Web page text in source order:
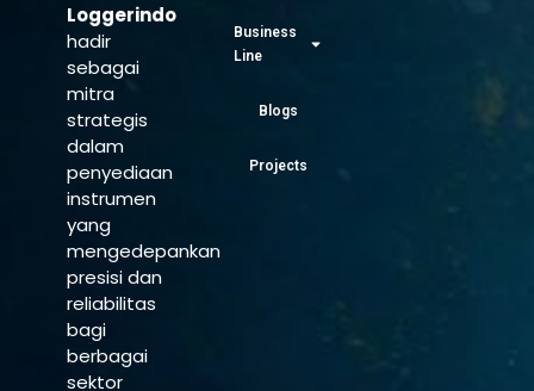
Loggerindo
hadir
sebagai
mitra
strategis
dalam
penyediaan
instrumen
yang
mengedepankan
presisi dan
reliabilitas
bagi
berbagai
sektor
Business
Line
Blogs
Projects